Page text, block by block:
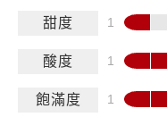
甜度
酸度
飽滿度